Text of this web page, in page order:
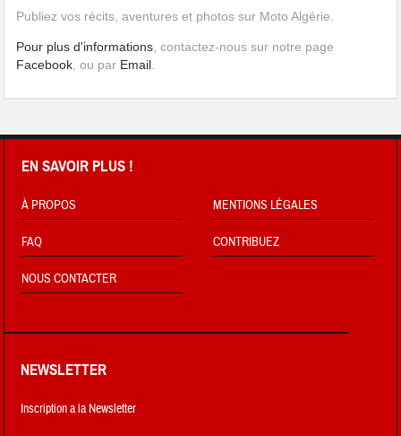
Publiez vos récits, aventures et photos sur Moto Algérie.
Pour plus d'informations , contactez-nous sur notre page
Facebook , ou par Email
EN SAVOIR PLUS !
À PROPOS MENTIONS LÉGALES
FAQ CONTRIBUEZ
NOUS CONTACTER
NEWSLETTER
Inscription a la Newsletter